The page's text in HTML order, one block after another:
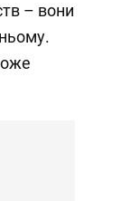
– вони